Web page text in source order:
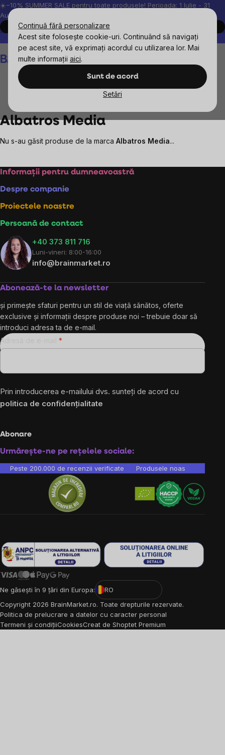
Continuă fără personalizare
Acest site folosește cookie-uri. Continuând să navigați
pe acest site, vă exprimați acordul cu utilizarea lor. Mai
multe informații aici.
Sunt de acord
Setări
Treci
la
conținut
☀️−10% SUMMER SALE pentru toate produsele! Perioada: 1 Iulie - 31
August, 2026.
Cumpără acum
Peste 200.000 de recenzii verificate
Produsele noastre sunt
Coş
de
Albatros Media
Nu s-au găsit produse de la marca Albatros Media...
Subsol
Informații pentru dumneavoastră
Despre companie
Proiectele noastre
Persoană de contact
+40 373 811 716
Luni-vineri: 8:00-16:00
info@brainmarket.ro
Abonează-te la newsletter
și primește sfaturi pentru un stil de viață sănătos, oferte
exclusive și informații despre produse noi – trebuie doar să
introduci adresa ta de e-mail.
Adresă de e-mail
Prin introducerea e-mailului dvs. sunteți de acord cu
politica de confidențialitate
Abonare
Urmărește-ne pe rețelele sociale:
Peste 200.000 de recenzii verificate Produsele noastre sunt
Ne găsești în 9 țări din Europa:
RO
Copyright 2026 BrainMarket.ro. Toate drepturile rezervate.
Politica de prelucrare a datelor cu caracter personal
Termeni și condițiiCookiesCreat de Shoptet Premium